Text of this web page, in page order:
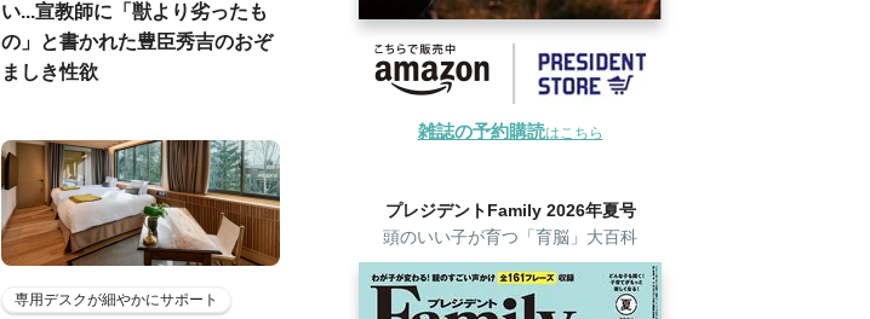
い...宣教師に「獣より劣ったも
の」と書かれた豊臣秀吉のおぞ
ましき性欲
専用デスクが細やかにサポート
雑誌の予約購読はこちら
プレジデントFamily 2026年夏号
頭のいい子が育つ「育脳」大百科